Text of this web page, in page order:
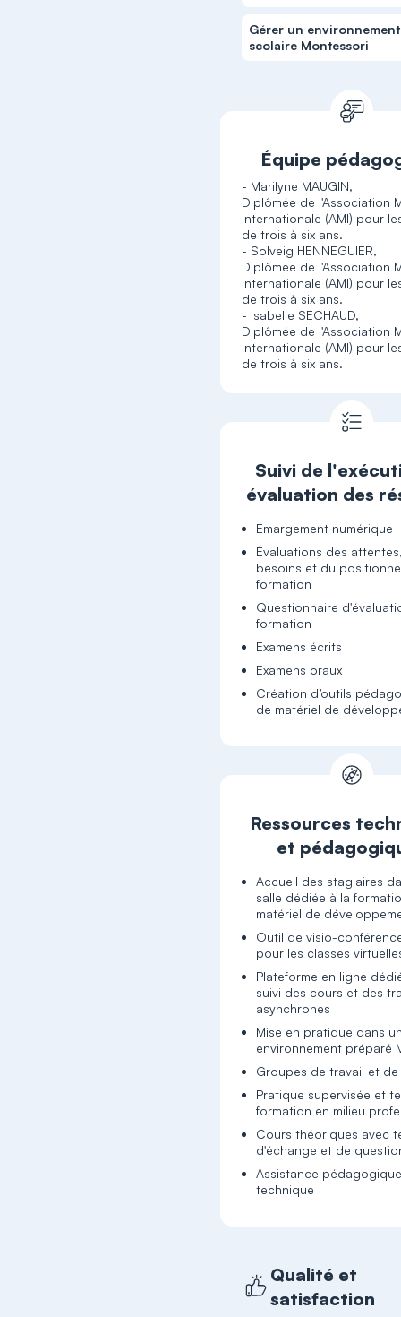
Gérer un environnement
scolaire Montessori
Équipe
- Marilyne MAUGIN,
Diplômée de l'Association
Internationale (AMI) pour
de trois à six ans.
- Solveig HENNEGUIER,
Diplômée de l'Association
Internationale (AMI) pour
de trois à six ans.
- Isabelle SECHAUD,
Diplômée de l'Association
Internationale (AMI) pour
de trois à six ans.
Suivi de
évaluation des
Emargement numérique
Évaluations des
besoins et du
formation
Questionnaire
formation
Examens écrits
Examens oraux
Création d’outils
de matériel de
Ressources
et
Accueil des stagiaires
salle dédiée à la
matériel de
Outil de visio-
pour les classes
Plateforme en ligne
suivi des cours et des
asynchrones
Mise en pratique dans
environnement préparé
Groupes de travail et
Pratique supervisée et
formation en milieu
Cours théoriques avec
d'échange et de
Assistance
technique
Qualité et
satisfaction